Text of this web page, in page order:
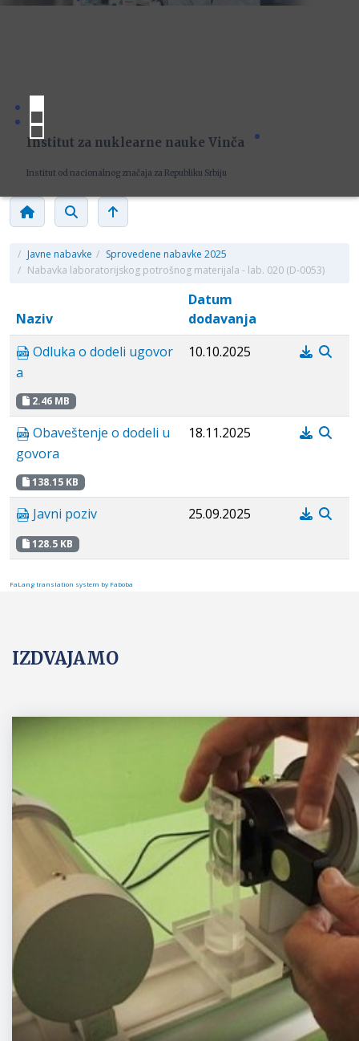
Institut za nuklearne nauke Vinča
Institut od nacionalnog značaja za Republiku Srbiju
/ Javne nabavke / Sprovedene nabavke 2025
/ Nabavka laboratorijskog potrošnog materijala - lab. 020 (D-0053)
Naziv
Datum
dodavanja
Odluka o dodeli ugovor
a
2.46 MB
10.10.2025
Obaveštenje o dodeli u
govora
138.15 KB
18.11.2025
Javni poziv
128.5 KB
25.09.2025
FaLang translation system by Faboba
IZDVAJAMO